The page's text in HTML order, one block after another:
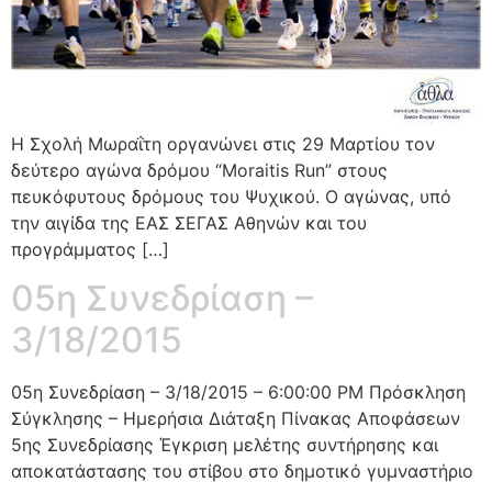
Η Σχολή Μωραΐτη οργανώνει στις 29 Μαρτίου τον
δεύτερο αγώνα δρόμου “Moraitis Run” στους
πευκόφυτους δρόμους του Ψυχικού. Ο αγώνας, υπό
την αιγίδα της ΕΑΣ ΣΕΓΑΣ Αθηνών και του
προγράμματος […]
05η Συνεδρίαση –
3/18/2015
05η Συνεδρίαση – 3/18/2015 – 6:00:00 PM Πρόσκληση
Σύγκλησης – Ημερήσια Διάταξη Πίνακας Αποφάσεων
5ης Συνεδρίασης Έγκριση μελέτης συντήρησης και
αποκατάστασης του στίβου στο δημοτικό γυμναστήριο